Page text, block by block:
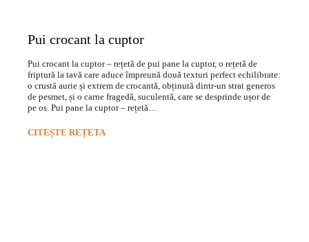
Pui crocant la cuptor
Pui crocant la cuptor – rețetă de pui pane la cuptor, o rețetă de
friptură la tavă care aduce împreună două texturi perfect echilibrate:
o crustă aurie și extrem de crocantă, obținută dintr-un strat generos
de pesmet, și o carne fragedă, suculentă, care se desprinde ușor de
pe os. Pui pane la cuptor – rețetă…
CITEȘTE REȚETA